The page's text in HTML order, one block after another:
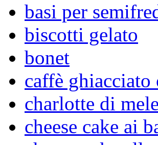
basi per
biscotti gelato
bonet
caffè ghiacciato
charlotte di mele
cheese cake ai